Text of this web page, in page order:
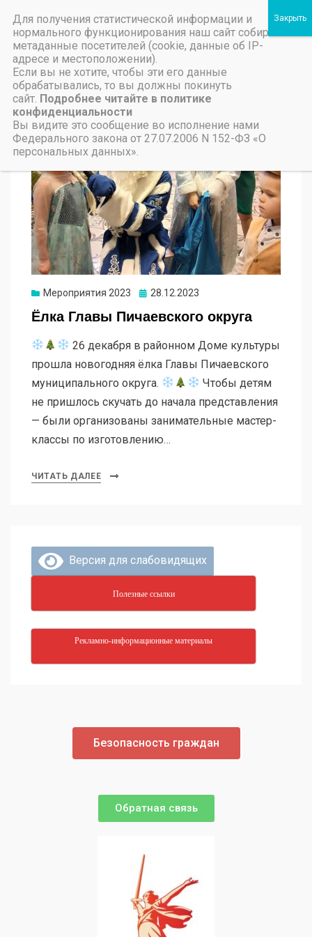
Пичаевский дом культуры
Мероприятия 2023 28.12.2023
Ёлка Главы Пичаевского округа
26 декабря в районном Доме культуры
прошла новогодняя ëлка Главы Пичаевского
муниципального округа.
Чтобы детям
не пришлось скучать до начала представления
— были организованы занимательные мастер-
классы по изготовлению…
ЧИТАТЬ ДАЛЕЕ
Версия для слабовидящих
Полезные ссылки
Рекламно-информационные материалы
Безопасность граждан
Обратная связь
Для получения статистической информации и
нормального функционирования наш сайт собирает
метаданные посетителей (cookie, данные об IP-
адресе и местоположении).
Если вы не хотите, чтобы эти его данные
обрабатывались, то вы должны покинуть
сайт. Подробнее читайте в политике
конфиденциальности
Вы видите это сообщение во исполнение нами
Федерального закона от 27.07.2006 N 152-ФЗ «О
персональных данных».